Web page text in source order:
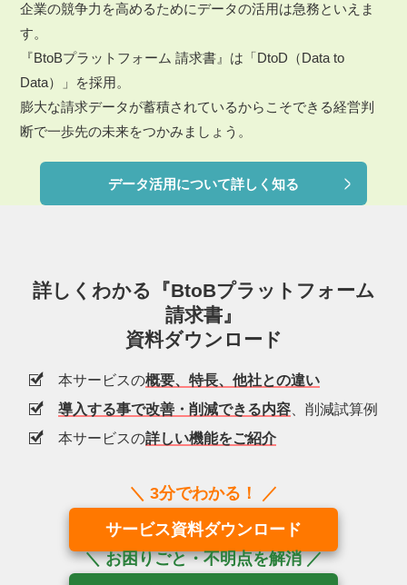
企業の競争力を高めるためにデータの活用は急務といえま
す。
『BtoBプラットフォーム 請求書』は「DtoD（Data to
Data）」を採用。
膨大な請求データが蓄積されているからこそできる経営判
断で一歩先の未来をつかみましょう。
データ活用について詳しく知る
詳しくわかる『BtoBプラットフォーム
請求書』
資料ダウンロード
本サービスの概要、特長、他社との違い
導入する事で改善・削減できる内容 、削減試算例
本サービスの詳しい機能をご紹介
サービス資料ダウンロード